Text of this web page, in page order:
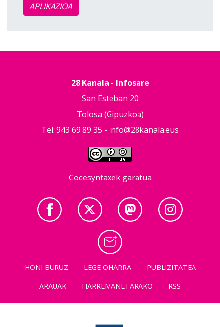
APLIKAZIOA
28 Kanala - Infosare
San Esteban 20
Tolosa (Gipuzkoa)
Tel: 943 69 89 35 - info@28kanala.eus
Codesyntaxek garatua
HONI BURUZ LEGE OHARRA
PUBLIZITATEA
ARAUAK
HARREMANETARAKO RSS